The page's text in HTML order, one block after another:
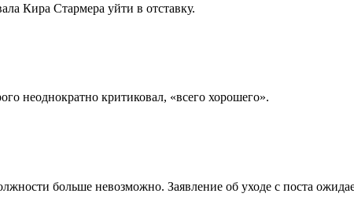
Кира Стармера уйти в отставку.
неоднократно критиковал, «всего хорошего».
больше невозможно. Заявление об уходе с поста